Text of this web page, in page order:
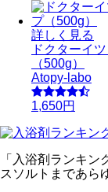
詳しく見る
ドクターイ
（500g）
Atopy-labo
1,650円
「入浴剤ランキ
スソルトまであら